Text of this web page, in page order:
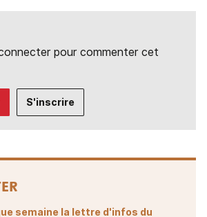
pour commenter cet
S'inscrire
semaine la lettre d'infos du